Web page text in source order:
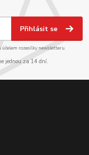
Přihlásit se
účelem rozesílky newsletteru.
jednou za 14 dní.